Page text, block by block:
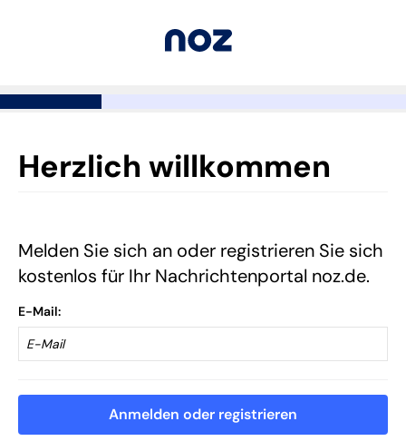
Herzlich willkommen
Melden Sie sich an oder registrieren Sie sich
kostenlos für Ihr Nachrichtenportal noz.de.
E-Mail
Anmelden oder registrieren